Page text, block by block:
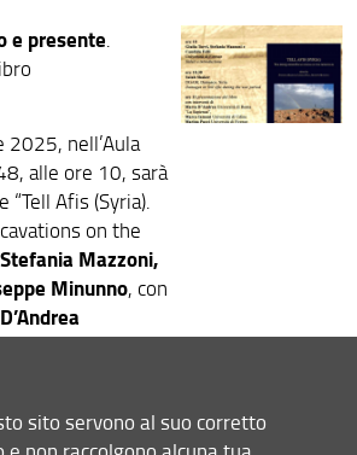
e presente.
nell’Aula
alle ore 10, sarà
Afis (Syria).
on the
Stefania Mazzoni,
Minunno, con
Sapienza”),
parte
sito servono al suo corretto